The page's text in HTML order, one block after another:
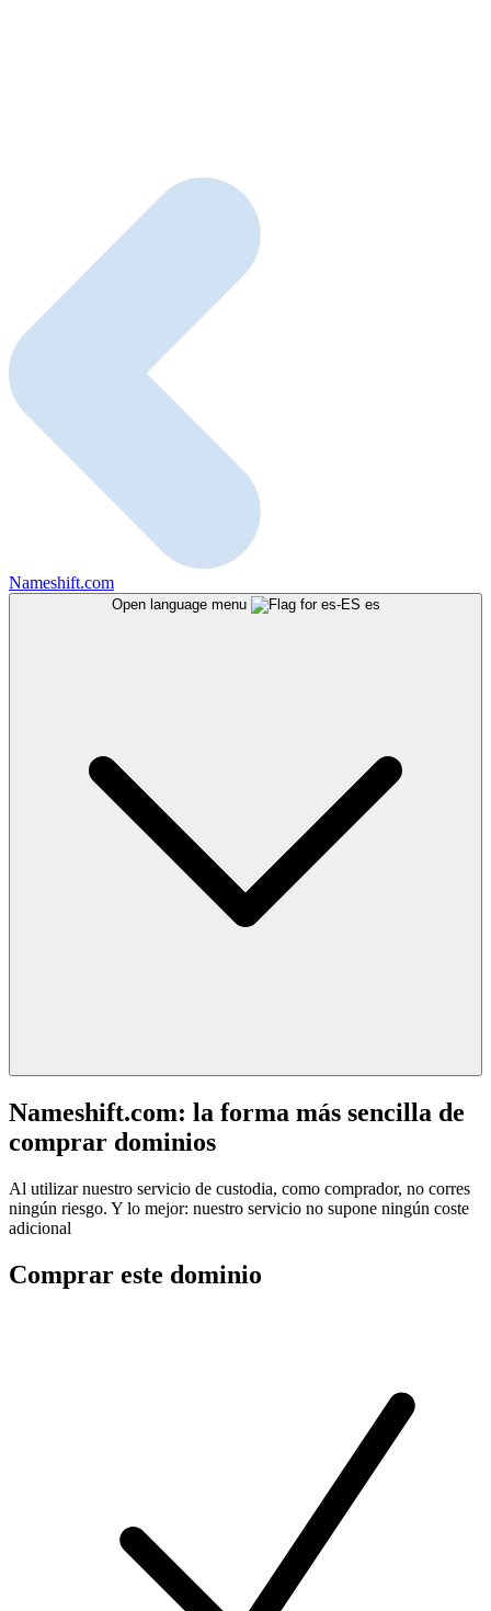
Nameshift.com
Open language menu es
Nameshift.com: la forma más sencilla de
comprar dominios
Al utilizar nuestro servicio de custodia, como comprador, no corres
ningún riesgo. Y lo mejor: nuestro servicio no supone ningún coste
adicional
Comprar este dominio